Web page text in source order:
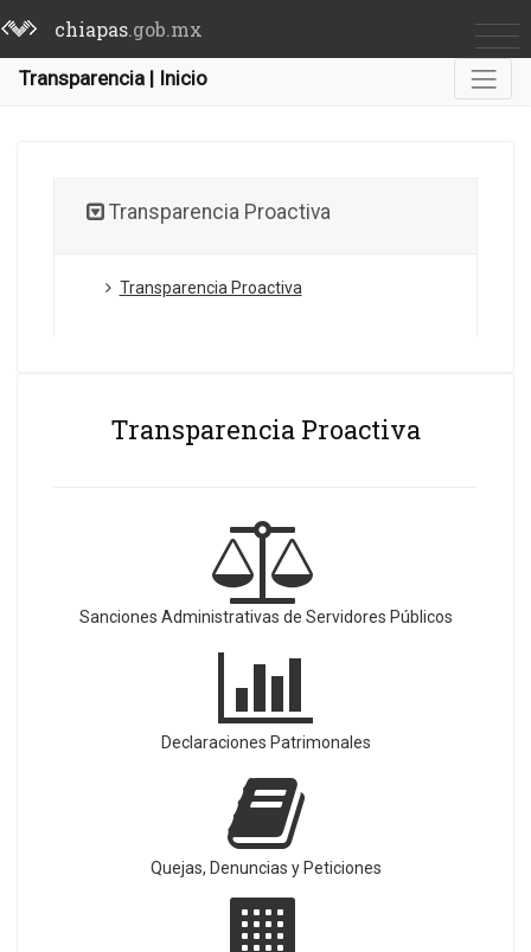
chiapas.gob.mx
Transparencia | Inicio
Transparencia Proactiva
Transparencia Proactiva
Transparencia Proactiva
Sanciones Administrativas de Servidores Públicos
Declaraciones Patrimonales
Quejas, Denuncias y Peticiones